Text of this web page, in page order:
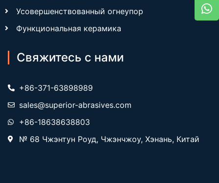
Усовершенствованный огнеупор
Функциональная керамика
Свяжитесь с нами
+86-371-63898989
sales@superior-abrasives.com
+86-18638638803
№ 68 Чжэнтун Роуд, Чжэнчжоу, Хэнань, Китай